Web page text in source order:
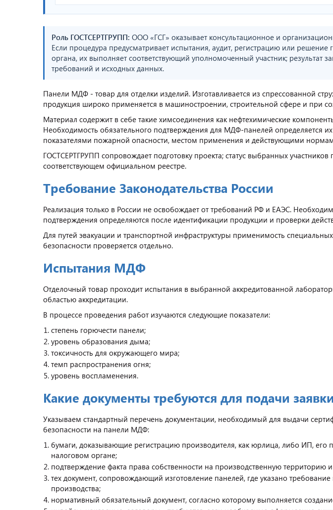
Роль ГОСТСЕРТГРУПП: ООО «ГСГ» оказывает консультационное и
Если процедура предусматривает испытания, аудит, регистрацию или решение
органа, их выполняет соответствующий уполномоченный участник; результат
требований и исходных данных.
Панели МДФ - товар для отделки изделий. Изготавливается из спрессованной
продукция широко применяется в машиностроении, строительной сфере и при
Материал содержит в себе такие химсоединения как нефтехимические
Необходимость обязательного подтверждения для МДФ-панелей определяется
показателями пожарной опасности, местом применения и действующими
ГОСТСЕРТГРУПП сопровождает подготовку проекта; статус выбранных участников
соответствующем официальном реестре.
Требование Законодательства России
Реализация только в России не освобождает от требований РФ и ЕАЭС.
подтверждения определяются после идентификации продукции и проверки
Для путей эвакуации и транспортной инфраструктуры применимость
безопасности проверяется отдельно.
Испытания МДФ
Отделочный товар проходит испытания в выбранной аккредитованной
областью аккредитации.
В процессе проведения работ изучаются следующие показатели:
степень горючести панели;
уровень образования дыма;
токсичность для окружающего мира;
темп распространения огня;
уровень воспламенения.
Какие документы требуются для подачи
Указываем стандартный перечень документации, необходимый для выдачи
безопасности на панели МДФ:
бумаги, доказывающие регистрацию производителя, как юрлица, либо ИП, его
налоговом органе;
подтверждение факта права собственности на производственную территорию
тех документ, сопровождающий изготовление панелей, где указано
производства;
нормативный обязательный документ, согласно которому выполняется